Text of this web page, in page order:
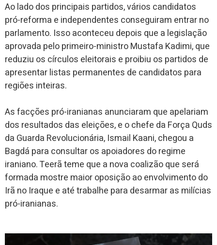
Ao lado dos principais partidos, vários candidatos
pró-reforma e independentes conseguiram entrar no
parlamento. Isso aconteceu depois que a legislação
aprovada pelo primeiro-ministro Mustafa Kadimi, que
reduziu os círculos eleitorais e proibiu os partidos de
apresentar listas permanentes de candidatos para
regiões inteiras.
As facções pró-iranianas anunciaram que apelariam
dos resultados das eleições, e o chefe da Força Quds
da Guarda Revolucionária, Ismail Kaani, chegou a
Bagdá para consultar os apoiadores do regime
iraniano. Teerã teme que a nova coalizão que será
formada mostre maior oposição ao envolvimento do
Irã no Iraque e até trabalhe para desarmar as milícias
pró-iranianas.